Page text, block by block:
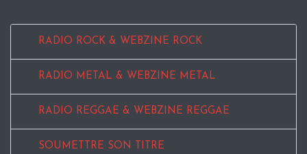
RADIO ROCK & WEBZINE ROCK
RADIO METAL & WEBZINE METAL
RADIO REGGAE & WEBZINE REGGAE
SOUMETTRE SON TITRE